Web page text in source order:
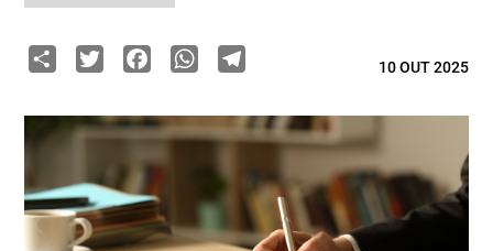
ShareTwitterFacebook
WhatsApp
Telegram10 OUT 2025